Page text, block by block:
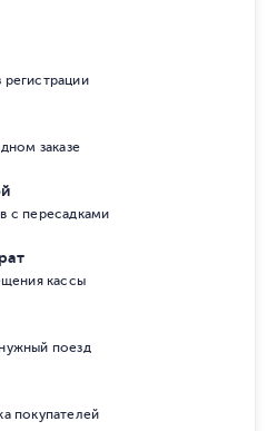
заказе
с пересадками
кассы
поезд
покупателей